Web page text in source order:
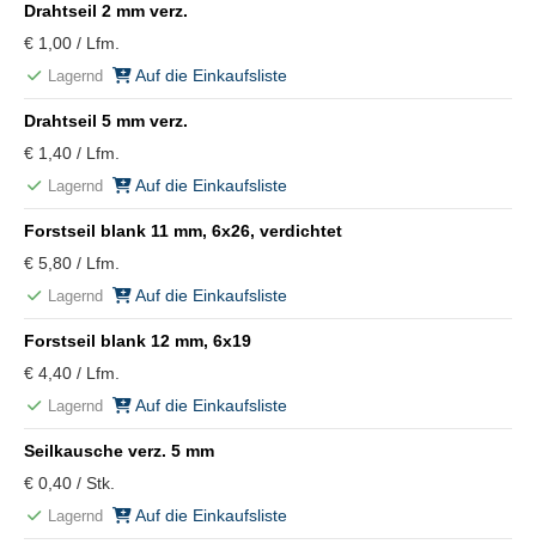
Drahtseil 2 mm verz.
€ 1,00 / Lfm.
Lagernd Auf die Einkaufsliste
Drahtseil 5 mm verz.
€ 1,40 / Lfm.
Lagernd Auf die Einkaufsliste
Forstseil blank 11 mm, 6x26, verdichtet
€ 5,80 / Lfm.
Lagernd Auf die Einkaufsliste
Forstseil blank 12 mm, 6x19
€ 4,40 / Lfm.
Lagernd Auf die Einkaufsliste
Seilkausche verz. 5 mm
€ 0,40 / Stk.
Lagernd Auf die Einkaufsliste